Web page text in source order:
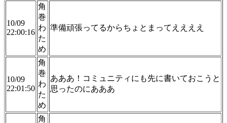
10/09
22:00:16
角
巻
わ
た
め
準備頑張ってるからちょとまってええええ
10/09
22:01:50
角
巻
わ
た
め
あああ！コミュニティにも先に書いておこうと
思ったのにあああ
角